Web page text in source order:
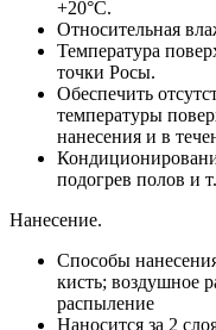
+20°С.
Относительная
Температура
точки Росы.
Обеспечить
температуры
нанесения и в
подогрев полов и
Нанесение.
Способы
кисть; воздушное
распыление
Наносится за 2